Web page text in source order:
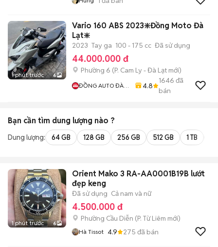
1 phút trước 6
Vario 160 ABS 2023❇️Đồng Moto Đà
Lạt❇️
2023 Tay ga 100 - 175 cc Đã sử dụng
44.000.000 đ
Phường 6 (P. Cam Ly - Đà Lạt mới)
ĐỒNG AUTO ĐÀ
4.8
1646 đã
bán
Bạn cần tìm dung lượng nào ?
Dung lượng: 64 GB 128 GB 256 GB 512 GB 1 TB
1 phút trước 6
Orient Mako 3 RA-AA0001B19B lướt
đẹp keng
Đã sử dụng Cả nam và nữ
4.500.000 đ
Phường Cầu Diễn (P. Từ Liêm mới)
Hà Tissot 4.9 275 đã bán